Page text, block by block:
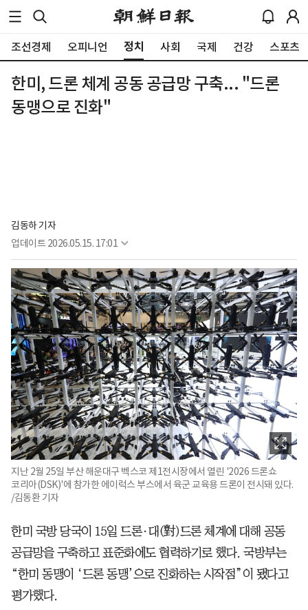
조선경제 오피니언 정치 사회 국제 건강 스포츠
한미, 드론 체계 공동 공급망 구축... "드론
동맹으로 진화"
김동하 기자
업데이트 2026.05.15. 17:01
지난 2월 25일 부산 해운대구 벡스코 제1전시장에서 열린 '2026 드론쇼
코리아(DSK)'에 참가한 에이럭스 부스에서 육군 교육용 드론이 전시돼 있다.
/김동환 기자
한미 국방 당국이 15일 드론·대(對)드론 체계에 대해 공동
공급망을 구축하고 표준화에도 협력하기로 했다. 국방부는
“한미 동맹이 ‘드론 동맹’으로 진화하는 시작점”이 됐다고
평가했다.